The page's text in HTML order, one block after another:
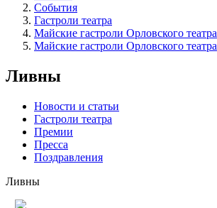
События
Гастроли театра
Майские гастроли Орловского театра
Майские гастроли Орловского театра
Ливны
Новости и статьи
Гастроли театра
Премии
Пресса
Поздравления
Ливны